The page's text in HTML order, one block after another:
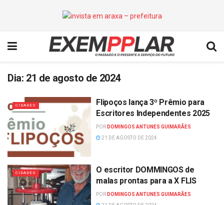
Dia: 21 de agosto de 2024
CIDADES
Flipoços lança 3º Prêmio para
Escritores Independentes 2025
POR DOMINGOS ANTUNES GUIMARÃES
21 DE AGOSTO DE 2024
CIDADES
O escritor DOMMINGOS de
malas prontas para a X FLIS
POR DOMINGOS ANTUNES GUIMARÃES